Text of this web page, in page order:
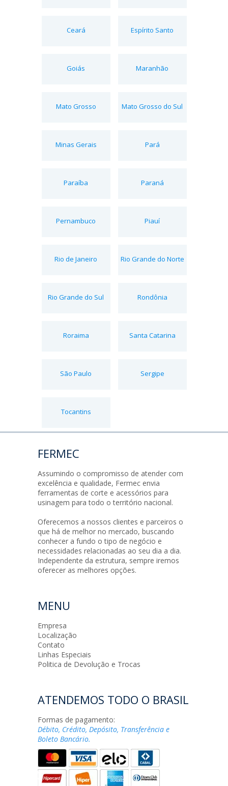
Ceará Espírito Santo
Goiás Maranhão
Mato Grosso Mato Grosso do Sul
Minas Gerais Pará
Paraíba Paraná
Pernambuco Piauí
Rio de Janeiro Rio Grande do Norte
Rio Grande do Sul Rondônia
Roraima Santa Catarina
São Paulo Sergipe
Tocantins
FERMEC
Assumindo o compromisso de atender com
excelência e qualidade, Fermec envia
ferramentas de corte e acessórios para
usinagem para todo o território nacional.
Oferecemos a nossos clientes e parceiros o
que há de melhor no mercado, buscando
conhecer a fundo o tipo de negócio e
necessidades relacionadas ao seu dia a dia.
Independente da estrutura, sempre iremos
oferecer as melhores opções.
MENU
Empresa
Localização
Contato
Linhas Especiais
Politica de Devolução e Trocas
ATENDEMOS TODO O BRASIL
Formas de pagamento:
Débito, Crédito, Depósito, Transferência e
Boleto Bancário.